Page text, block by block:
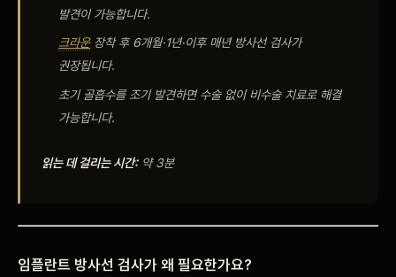
공지사항
치과 백과사전
자주 묻는 질문
회원가입 / 로그인
발견이 가능합니다.
크라운장착 후 6개월·1년·이후 매년 방사선 검사가
권장됩니다.
초기 골흡수를 조기 발견하면 수술 없이 비수술 치료로 해결
가능합니다.
읽는 데 걸리는 시간:약 3분
임플란트 방사선 검사가 왜 필요한가요?